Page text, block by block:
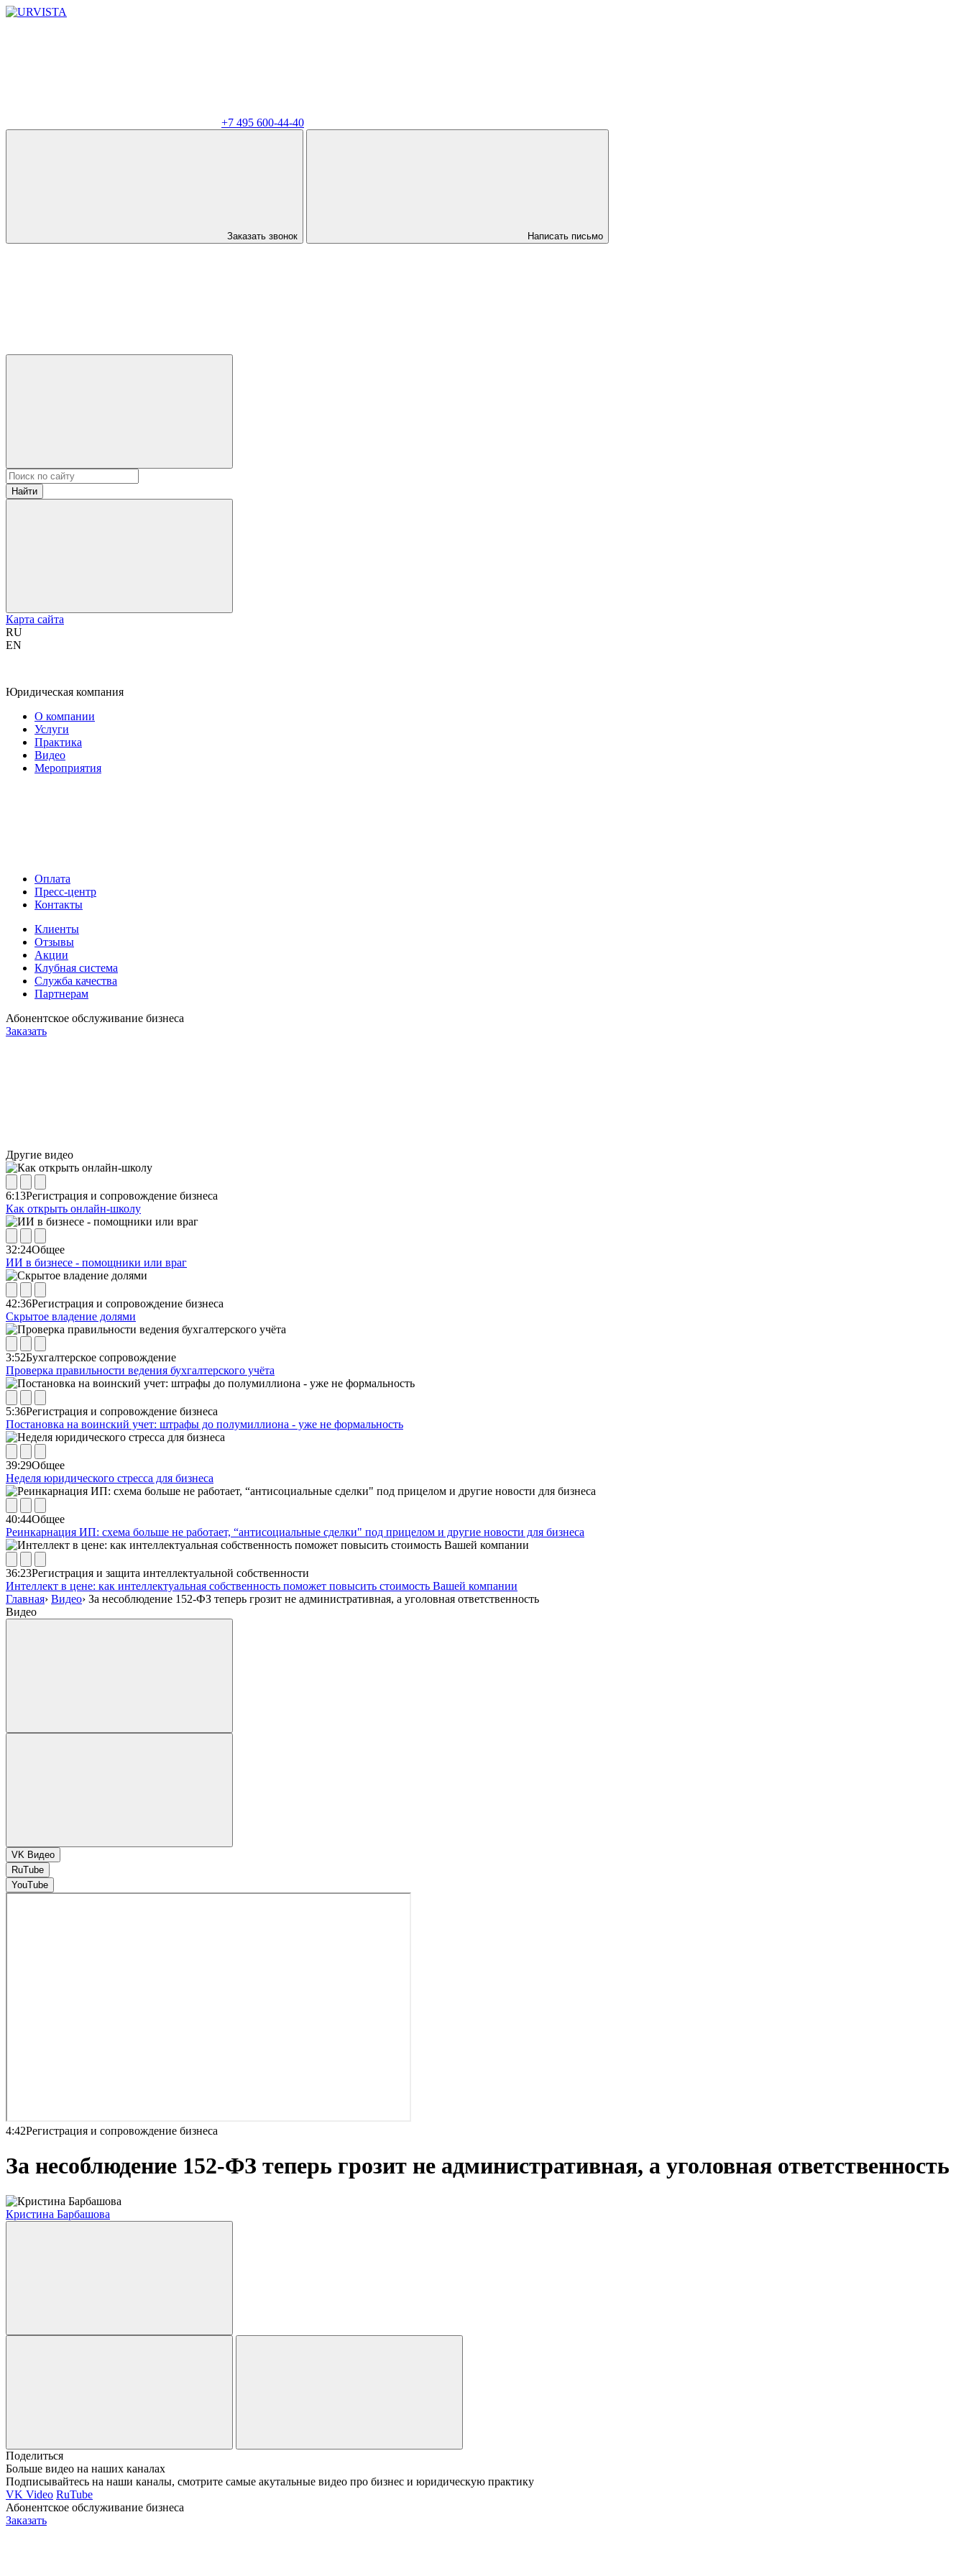
+7 495 600-44-40
Заказать звонок Написать письмо
Найти
Карта сайта
RU
EN
Юридическая компания
О компании
Услуги
Практика
Видео
Мероприятия
Оплата
Пресс-центр
Контакты
Клиенты
Отзывы
Акции
Клубная система
Служба качества
Партнерам
Абонентское обслуживание бизнеса
Заказать
Другие видео
6:13Регистрация и сопровождение бизнеса
Как открыть онлайн-школу
32:24Общее
ИИ в бизнесе - помощники или враг
42:36Регистрация и сопровождение бизнеса
Скрытое владение долями
3:52Бухгалтерское сопровождение
Проверка правильности ведения бухгалтерского учёта
5:36Регистрация и сопровождение бизнеса
Постановка на воинский учет: штрафы до полумиллиона - уже не формальность
39:29Общее
Неделя юридического стресса для бизнеса
40:44Общее
Реинкарнация ИП: схема больше не работает, “антисоциальные сделки" под прицелом и другие новости для бизнеса
36:23Регистрация и защита интеллектуальной собственности
Интеллект в цене: как интеллектуальная собственность поможет повысить стоимость Вашей компании
Главная› Видео› За несоблюдение 152-ФЗ теперь грозит не административная, а уголовная ответственность
Видео
VK Видео
RuTube
YouTube
4:42Регистрация и сопровождение бизнеса
За несоблюдение 152-ФЗ теперь грозит не административная, а уголовная ответственность
Кристина Барбашова
Поделиться
Больше видео на наших каналах
Подписывайтесь на наши каналы, смотрите самые акутальные видео про бизнес и юридическую практику
VK Video RuTube
Абонентское обслуживание бизнеса
Заказать